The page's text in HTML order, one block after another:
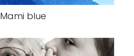
Mami blue